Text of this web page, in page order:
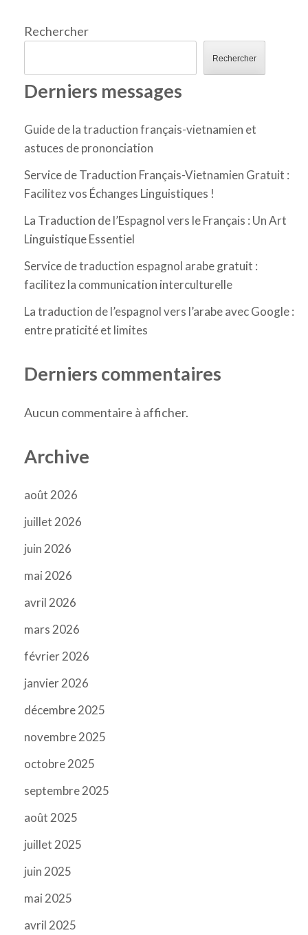
Rechercher
Rechercher
Derniers messages
Guide de la traduction français-vietnamien et
astuces de prononciation
Service de Traduction Français-Vietnamien Gratuit :
Facilitez vos Échanges Linguistiques !
La Traduction de l’Espagnol vers le Français : Un Art
Linguistique Essentiel
Service de traduction espagnol arabe gratuit :
facilitez la communication interculturelle
La traduction de l’espagnol vers l’arabe avec Google :
entre praticité et limites
Derniers commentaires
Aucun commentaire à afficher.
Archive
août 2026
juillet 2026
juin 2026
mai 2026
avril 2026
mars 2026
février 2026
janvier 2026
décembre 2025
novembre 2025
octobre 2025
septembre 2025
août 2025
juillet 2025
juin 2025
mai 2025
avril 2025